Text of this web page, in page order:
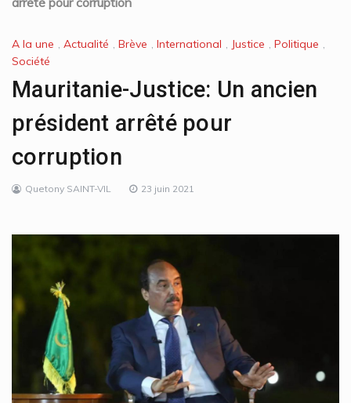
A la une , Actualité , Brève , International , Justice , Politique ,
Société
Mauritanie-Justice: Un ancien
président arrêté pour
corruption
Quetony SAINT-VIL 23 juin 2021